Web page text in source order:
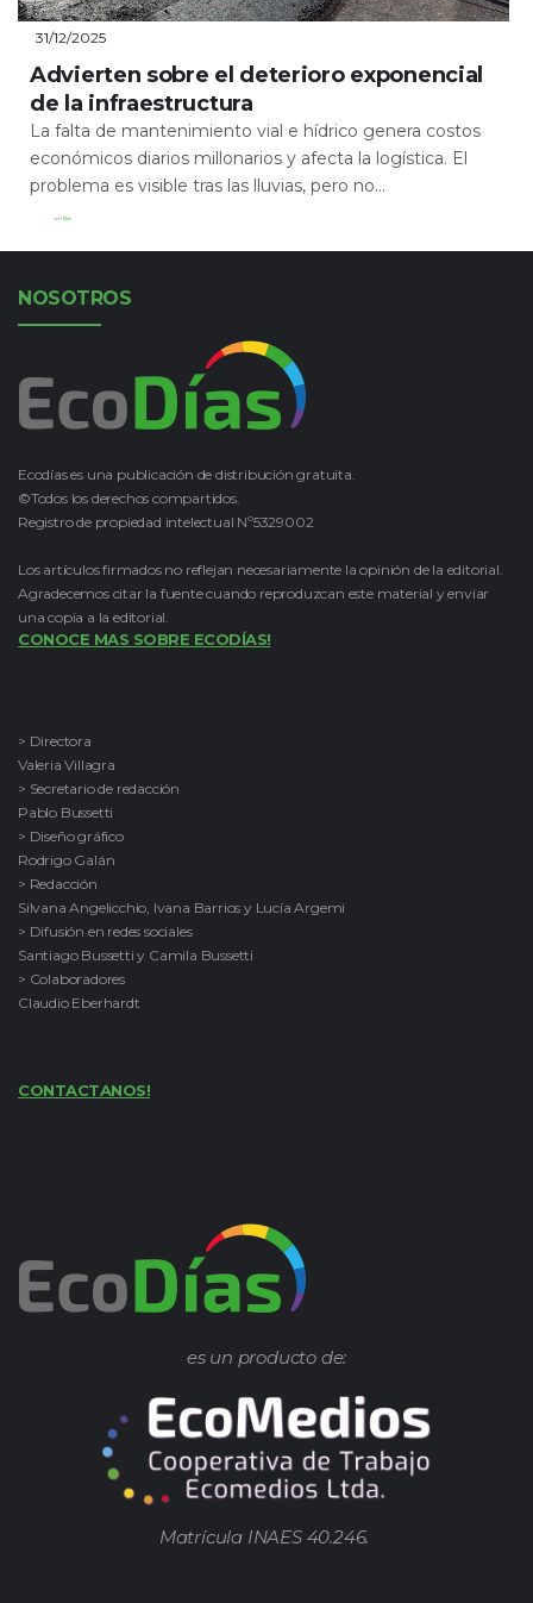
31/12/2025
Advierten sobre el deterioro exponencial
de la infraestructura
La falta de mantenimiento vial e hídrico genera costos
económicos diarios millonarios y afecta la logística. El
problema es visible tras las lluvias, pero no...
Leer Más
NOSOTROS
Ecodías es una publicación de distribución gratuita.
©Todos los derechos compartidos.
Registro de propiedad intelectual Nº5329002
Los artículos firmados no reflejan necesariamente la opinión de la editorial.
Agradecemos citar la fuente cuando reproduzcan este material y enviar
una copia a la editorial.
CONOCE MAS SOBRE ECODÍAS!
> Directora
Valeria Villagra
> Secretario de redacción
Pablo Bussetti
> Diseño gráfico
Rodrigo Galán
> Redacción
Silvana Angelicchio, Ivana Barrios y Lucía Argemi
> Difusión en redes sociales
Santiago Bussetti y Camila Bussetti
> Colaboradores
Claudio Eberhardt
CONTACTANOS!
es un producto de:
Matrícula INAES 40.246.